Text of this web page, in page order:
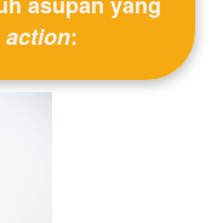
action: